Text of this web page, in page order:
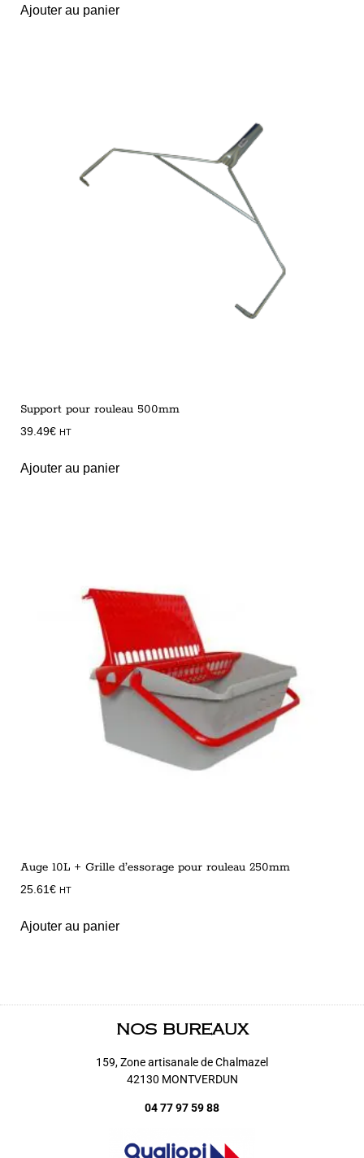
Ajouter au panier
Support pour rouleau 500mm
39.49€ HT
Ajouter au panier
Auge 10L + Grille d’essorage pour rouleau 250mm
25.61 € HT
Ajouter au panier
NOS BUREAUX
159, Zone artisanale de Chalmazel
42130 MONTVERDUN
04 77 97 59 88